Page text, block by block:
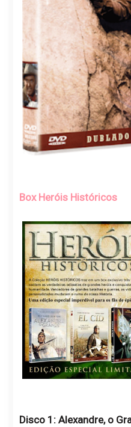
Box Heróis Históricos
Disco 1: Alexandre, o